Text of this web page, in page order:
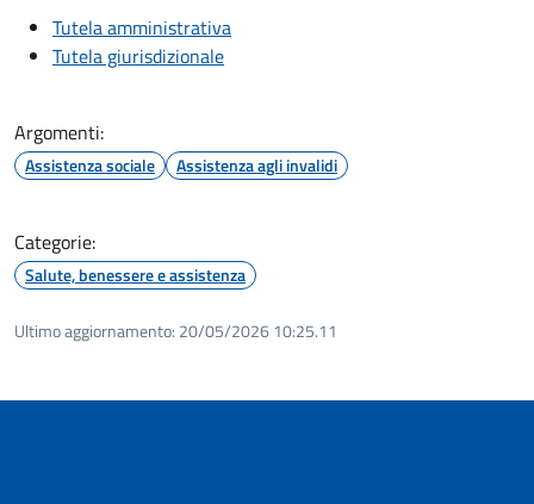
Tutela amministrativa
Tutela giurisdizionale
Argomenti:
Assistenza sociale Assistenza agli invalidi
Categorie:
Salute, benessere e assistenza
Ultimo aggiornamento: 20/05/2026 10:25.11